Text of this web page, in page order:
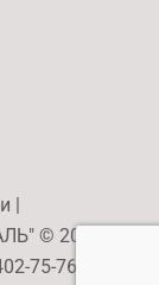
|
© 2026
75-76.